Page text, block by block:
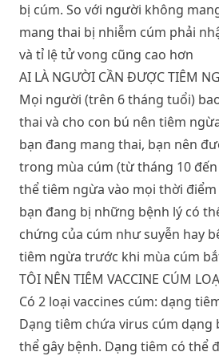
bị cúm. So với người không
mang thai bị nhiễm cúm phải
và tỉ lệ tử vong cũng cao hơn
AI LÀ NGƯỜI CẦN ĐƯỢC TIÊM
Mọi người (trên 6 tháng tuổi)
thai và cho con bú nên tiêm
bạn đang mang thai, bạn nên
trong mùa cúm (từ tháng 10 đến
thể tiêm ngừa vào mọi thời
bạn đang bị những bệnh lý có
chứng của cúm như suyễn hay
tiêm ngừa trước khi mùa cúm
TÔI NÊN TIÊM VACCINE CÚM
Có 2 loại vaccines cúm: dạng
Dạng tiêm chứa virus cúm dạng
thể gây bệnh. Dạng tiêm có thể